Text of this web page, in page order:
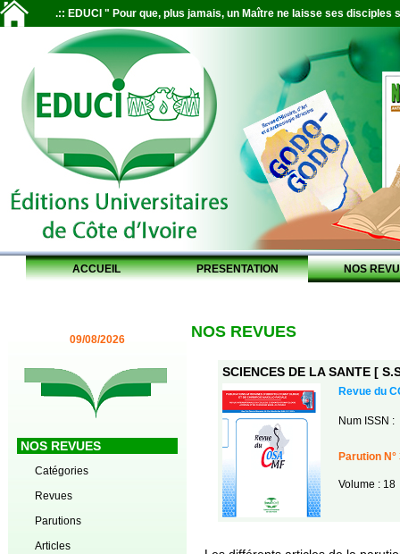
.:: EDUCI " Pour que, plus jamais, un Maître ne laisse ses disciples
ACCUEIL PRESENTATION NOS
09/08/2026
NOS REVUES
Catégories
Revues
Parutions
Articles
NOS REVUES
SCIENCES DE LA SANTE [
Revue du
Num ISSN :
Parution N°
Volume : 18